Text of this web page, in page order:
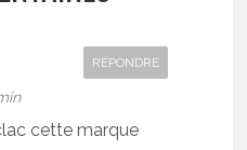
RÉPONDRE
cette marque